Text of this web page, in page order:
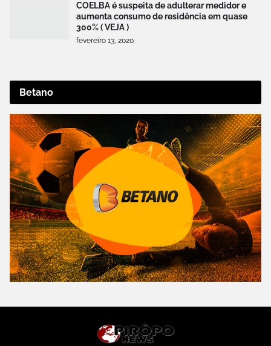
COELBA é suspeita de adulterar medidor e
aumenta consumo de residência em quase
300% ( VEJA )
fevereiro 13, 2020
Betano